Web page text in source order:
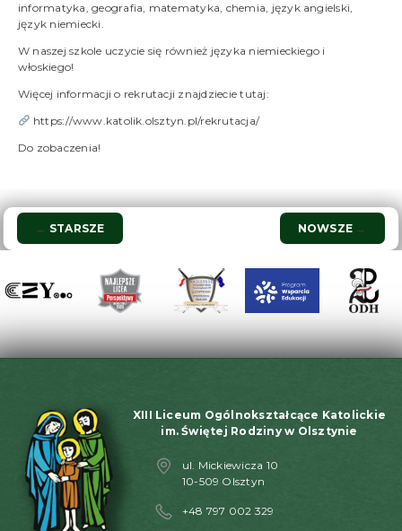
informatyka, geografia, matematyka, chemia, język angielski,
język niemiecki.
W naszej szkole uczycie się również języka niemieckiego i
włoskiego!
Więcej informacji o rekrutacji znajdziecie tutaj:
https://www.katolik.olsztyn.pl/rekrutacja/
Do zobaczenia!
Nawigacja
wpisu
← STARSZE NOWSZE →
XIII Liceum Ogólnokształcące Katolickie
im. Świętej Rodziny w Olsztynie
ul. Mickiewicza 10
10-509 Olsztyn
+48 797 002 329